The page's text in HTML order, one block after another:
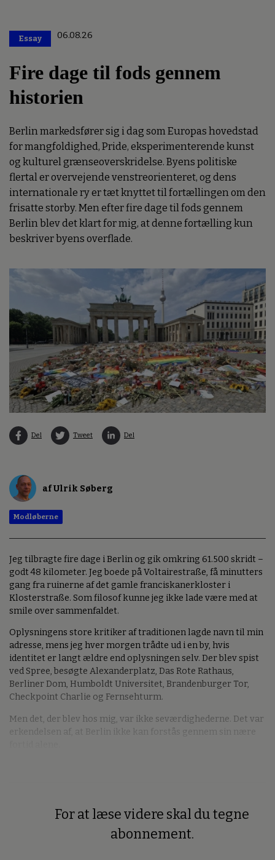
Essay 06.08.26
Fire dage til fods gennem
historien
Berlin markedsfører sig i dag som Europas hovedstad
for mangfoldighed, Pride, eksperimenterende kunst
og kulturel grænseoverskridelse. Byens politiske
flertal er overvejende venstreorienteret, og dens
internationale ry er tæt knyttet til fortællingen om den
frisatte storby. Men efter fire dage til fods gennem
Berlin blev det klart for mig, at denne fortælling kun
beskriver byens overflade.
Del Tweet Del
af Ulrik Søberg
Modløberne
Jeg tilbragte fire dage i Berlin og gik omkring 61.500 skridt –
godt 48 kilometer. Jeg boede på Voltairestraße, få minutters
gang fra ruinerne af det gamle franciskanerkloster i
Klosterstraße. Som filosof kunne jeg ikke lade være med at
smile over sammenfaldet.
Oplysningens store kritiker af traditionen lagde navn til min
adresse, mens jeg hver morgen trådte ud i en by, hvis
identitet er langt ældre end oplysningen selv. Der blev spist
ved Spree, besøgte Alexanderplatz, Das Rote Rathaus,
Berliner Dom, Humboldt Universitet, Brandenburger Tor,
Checkpoint Charlie og Fernsehturm.
Men det, der blev hos mig, var ikke seværdighederne. Det var
erkendelsen af, at Berlin ikke kan forstås gennem sin nære
For at læse videre skal du tegne
abonnement.